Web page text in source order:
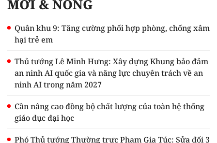
MỚI & NÓNG
Quân khu 9: Tăng cường phối hợp phòng, chống xâm
hại trẻ em
Thủ tướng Lê Minh Hưng: Xây dựng Khung bảo đảm
an ninh AI quốc gia và năng lực chuyên trách về an
ninh AI trong năm 2027
Cần nâng cao đồng bộ chất lượng của toàn hệ thống
giáo dục đại học
Phó Thủ tướng Thường trực Phạm Gia Túc: Sửa đổi 3